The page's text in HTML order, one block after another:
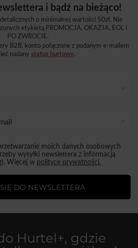
i bądź na bieżąco!
o minimalnej wartości 50zł. Nie
etykietą PROMOCJA, OKAZJA, EOL i
PO ZWROCIE.
B2B, konto połączone z podanym e-mailem
nadany status hurtowy.
moich danych osobowych
wysyłki newslettera z informacją
Więcej w polityce prywatności.
DO NEWSLETTERA
Hurtel+, gdzie